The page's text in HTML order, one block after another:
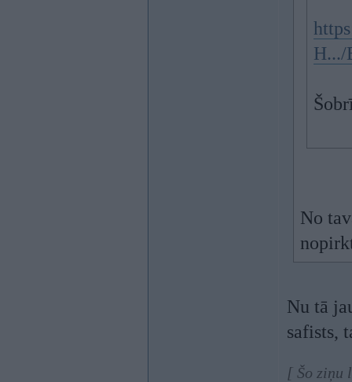
H.../
No
Nu tā
safists,
[ Šo ziņu